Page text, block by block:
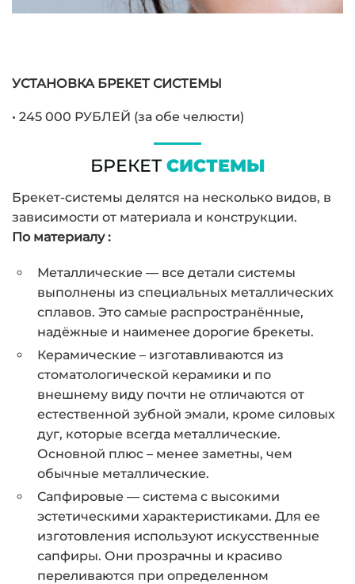
УСТАНОВКА БРЕКЕТ СИСТЕМЫ
• 245 000 РУБЛЕЙ (за обе челюсти)
БРЕКЕТ СИСТЕМЫ
Брекет-системы делятся на несколько видов, в
зависимости от материала и конструкции.
По материалу :
Металлические — все детали системы
выполнены из специальных металлических
сплавов. Это самые распространённые,
надёжные и наименее дорогие брекеты.
Керамические – изготавливаются из
стоматологической керамики и по
внешнему виду почти не отличаются от
естественной зубной эмали, кроме силовых
дуг, которые всегда металлические.
Основной плюс – менее заметны, чем
обычные металлические.
Сапфировые — система с высокими
эстетическими характеристиками. Для ее
изготовления используют искусственные
сапфиры. Они прозрачны и красиво
переливаются при определенном